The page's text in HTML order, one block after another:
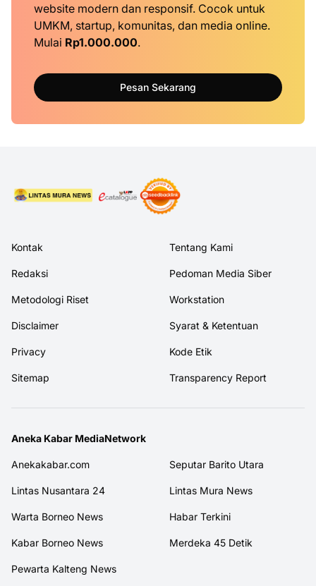
website modern dan responsif. Cocok untuk
UMKM, startup, komunitas, dan media online.
Mulai Rp1.000.000.
Pesan Sekarang
Kontak Tentang Kami
Redaksi Pedoman Media Siber
Metodologi Riset Workstation
Disclaimer Syarat & Ketentuan
Privacy Kode Etik
Sitemap Transparency Report
Aneka Kabar MediaNetwork
Anekakabar.com Seputar Barito Utara
Lintas Nusantara 24 Lintas Mura News
Warta Borneo News Habar Terkini
Kabar Borneo News Merdeka 45 Detik
Pewarta Kalteng News